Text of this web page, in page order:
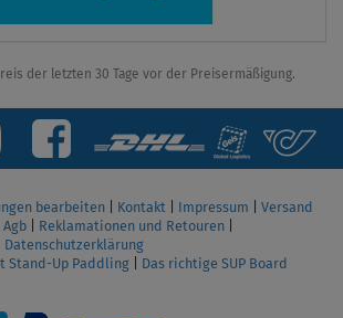
der letzten 30 Tage vor der Preisermäßigung.
bearbeiten Kontakt Impressum
Versand
Agb Reklamationen und Retouren
Datenschutzerklärung
Stand-Up Paddling
Das richtige SUP Board